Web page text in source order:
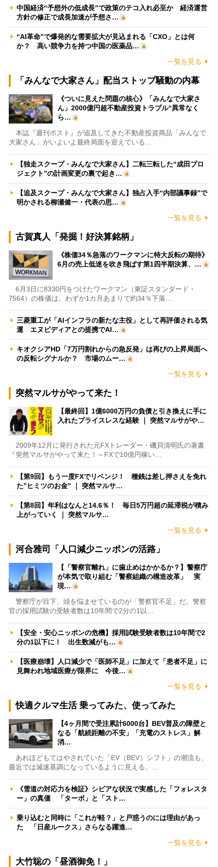
中国経済“予想外の低成長”で政策のテコ入れ必至か 経済運営
方針の修正で成長加速が予想さ…
“AI革命”で爆発的な需要拡大が見込まれる「CXO」とは何
か？ 高い競争力を持つ中国の医薬品…
一覧を見る
「みんなで大家さん」配当ストップ騒動の内幕
《ついに見えた問題の核心》「みんなで大家さ
ん」2000億円超不動産投資トラブル“異常なく
ら…
本誌『週刊ポスト』が追及してきた不動産投資商品「みんなで
大家さん」がいよいよ最終局面を迎えている…
【独走スクープ・みんなで大家さん】二転三転した“成田プロ
ジェクト”の計画変更の裏で起き…
【追及スクープ・みんなで大家さん】独占入手“内部議事録”で
明かされる柳瀬健一・代表の思…
一覧を見る
古賀真人「発掘！好決算銘柄」
《株価34％急落のワークマンに特大反転の期待》
6月の売上低迷を吹き飛ばす第1四半期決算、…
6月3日に8330円をつけたワークマン（東証スタンダード・
7564）の株価は、わずか1カ月あまりで約34％下落…
三菱重工が「AIインフラの新たな主役」として再評価される気
運 エヌビディアとの提携でAI…
キオクシアHD「7万円割れからの急反発」は再びの上昇局面へ
の反転シグナルか？ 市場のムー…
一覧を見る
突然マルサがやって来た！
【最終回】1億6000万円の負債と引き換えに手に
入れたプライスレスな経験 ｜ 突然マルサがや…
2009年12月に発行された元FXトレーダー・磯貝清明氏の著書
『突然マルサがやって来た！～FXで10億円稼い…
【第9回】もう一度FXでリベンジ！ 種銭は差し押さえを免れ
た”ヒミツのお金” ｜ 突然マルサ…
【第8回】年利はなんと14.6％！ 毎日5万円超の延滞税が積み
上がっていく ｜ 突然マルサ…
一覧を見る
河合雅司「人口減少ニッポンの活路」
【「警察官離れ」に歯止めはかかるか？】警察庁
が本気で取り組む「警察組織の構造改革」 実
現…
警察庁が目下、頭を悩ませているのが「警察官不足」だ。警察
官の採用試験の受験者数は10年間で2分の1以…
【安全・安心ニッポンの危機】採用試験受験者数は10年間で2
分の1以下に！ 出生数減がも…
【医療崩壊】人口減少で「医師不足」に加えて「患者不足」に
見舞われ地域医療が限界に 今後…
一覧を見る
快適クルマ生活 乗ってみた、使ってみた
【4ヶ月間で受注累計6000台】BEV普及の障壁と
なる「航続距離の不安」「充電のストレス」解
消…
あれほどもてはやされていた「EV（BEV）シフト」の潮流も、
最近では減速基調になっているように見える。…
《雪道の対応力を検証》シビアな状況で実感した「フォレスタ
ー」の真価 「ターボ」と「スト…
乗り込むと同時に「これが軽？」と戸惑うのには理由があっ
た 「日産ルークス」さらなる躍進…
一覧を見る
大竹聡の「昼酒御免！」